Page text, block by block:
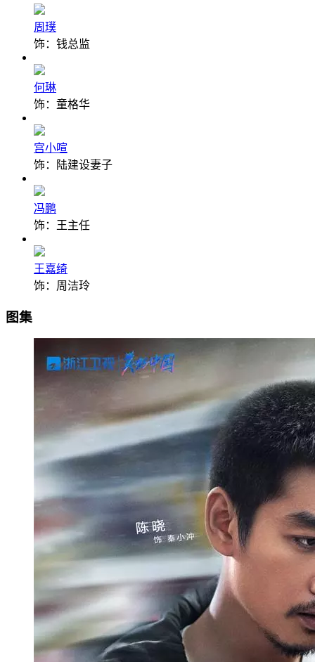
周璞
饰：钱总监
何琳
饰：童格华
宫小喧
饰：陆建设妻子
冯鹏
饰：王主任
王嘉绮
饰：周洁玲
图集